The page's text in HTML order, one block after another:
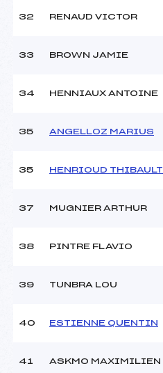
32 RENAUD VICTOR
33 BROWN JAMIE
34 HENNIAUX ANTOINE
35 ANGELLOZ MARIUS
35 HENRIOUD THIBAULT
37 MUGNIER ARTHUR
38 PINTRE FLAVIO
39 TUNBRA LOU
40 ESTIENNE QUENTIN
41 ASKMO MAXIMILIEN